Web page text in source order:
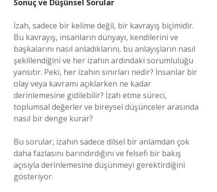
Sonuç ve Düşünsel Sorular
İzah, sadece bir kelime değil, bir kavrayış biçimidir.
Bu kavrayış, insanların dünyayı, kendilerini ve
başkalarını nasıl anladıklarını, bu anlayışların nasıl
şekillendiğini ve her izahın ardındaki sorumluluğu
yansıtır. Peki, her izahın sınırları nedir? İnsanlar bir
olay veya kavramı açıklarken ne kadar
derinlemesine gidilebilir? İzah etme süreci,
toplumsal değerler ve bireysel düşünceler arasında
nasıl bir denge kurar?
Bu sorular, izahın sadece dilsel bir anlamdan çok
daha fazlasını barındırdığını ve felsefi bir bakış
açısıyla derinlemesine düşünmeyi gerektirdiğini
gösteriyor.